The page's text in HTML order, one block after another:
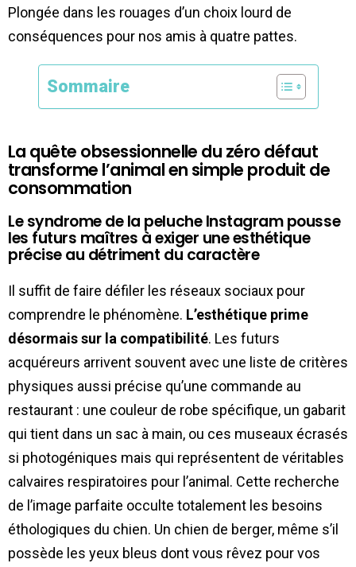
Plongée dans les rouages d’un choix lourd de
conséquences pour nos amis à quatre pattes.
Sommaire
La quête obsessionnelle du zéro défaut
transforme l’animal en simple produit de
consommation
Le syndrome de la peluche Instagram pousse
les futurs maîtres à exiger une esthétique
précise au détriment du caractère
Il suffit de faire défiler les réseaux sociaux pour
comprendre le phénomène. L’esthétique prime
désormais sur la compatibilité. Les futurs
acquéreurs arrivent souvent avec une liste de critères
physiques aussi précise qu’une commande au
restaurant : une couleur de robe spécifique, un gabarit
qui tient dans un sac à main, ou ces museaux écrasés
si photogéniques mais qui représentent de véritables
calvaires respiratoires pour l’animal. Cette recherche
de l’image parfaite occulte totalement les besoins
éthologiques du chien. Un chien de berger, même s’il
possède les yeux bleus dont vous rêvez pour vos